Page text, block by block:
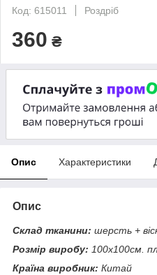
Код: 615011
Роздріб
360 ₴
Опис Характеристики
Опис
Склад тканини: шерсть +
Розмір виробу: 100х100см.
Країна виробник: Китай